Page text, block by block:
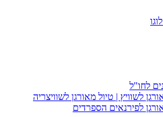
לחו"ל
לשוויץ | טיול מאורגן לשוויצריה
לפירנאים הספרדים